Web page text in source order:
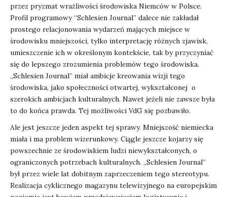
przez pryzmat wrażliwości środowiska Niemców w Polsce.
Profil programowy “Schlesien Journal” dalece nie zakładał
prostego relacjonowania wydarzeń mających miejsce w
środowisku mniejszości, tylko interpretację różnych zjawisk,
umieszczenie ich w określonym kontekście, tak by przyczyniać
się do lepszego zrozumienia problemów tego środowiska.
„Schlesien Journal” miał ambicje kreowania wizji tego
środowiska, jako społeczności otwartej, wykształconej o
szerokich ambicjach kulturalnych. Nawet jeżeli nie zawsze była
to do końca prawda. Tej możliwości VdG się pozbawiło.
Ale jest jeszcze jeden aspekt tej sprawy. Mniejszość niemiecka
miała i ma problem wizerunkowy. Ciągle jeszcze kojarzy się
powszechnie ze środowiskiem ludzi niewykształconych, o
ograniczonych potrzebach kulturalnych. „Schlesien Journal”
był przez wiele lat dobitnym zaprzeczeniem tego stereotypu.
Realizacja cyklicznego magazynu telewizyjnego na europejskim